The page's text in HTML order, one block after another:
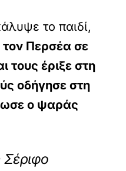
το παιδί,
Περσέα σε
τους έριξε στη
οδήγησε στη
ο ψαράς